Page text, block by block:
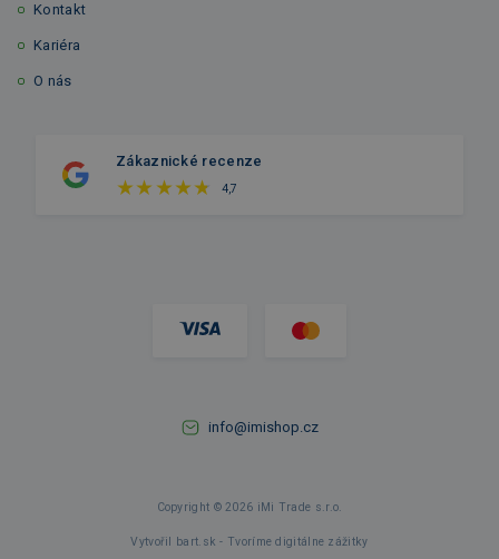
Kontakt
Kariéra
O nás
Zákaznické recenze
4,7
info@imishop.cz
Copyright © 2026 iMi Trade s.r.o.
Vytvořil bart.sk - Tvoríme digitálne zážitky